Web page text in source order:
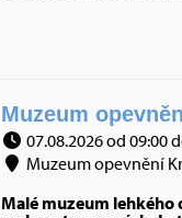
Muzeum
07.08.2026 od 09:00
Muzeum opevnění
Malé muzeum lehkého